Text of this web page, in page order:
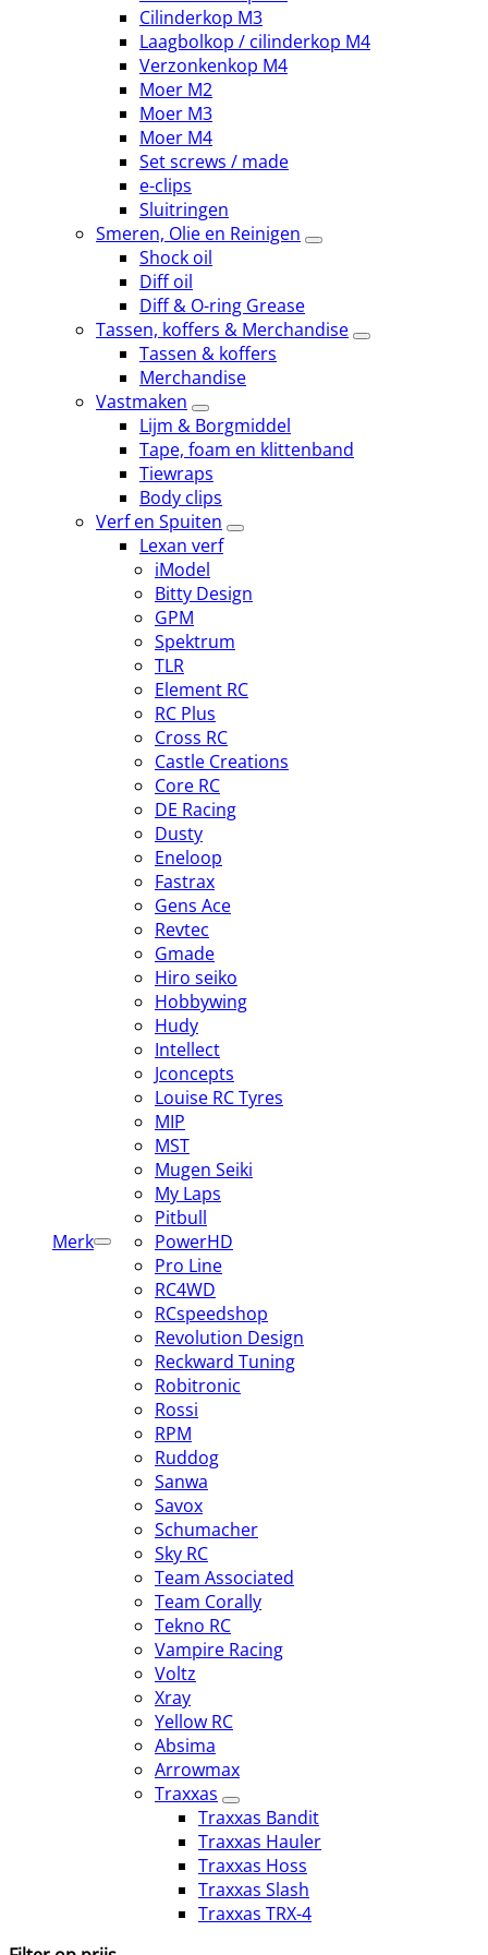
Cilinderkop M3
Laagbolkop / cilinderkop M4
Verzonkenkop M4
Moer M2
Moer M3
Moer M4
Set screws / made
e-clips
Sluitringen
Smeren, Olie en Reinigen
Shock oil
Diff oil
Diff & O-ring Grease
Tassen, koffers & Merchandise
Tassen & koffers
Merchandise
Vastmaken
Lijm & Borgmiddel
Tape, foam en klittenband
Tiewraps
Body clips
Verf en Spuiten
Lexan verf
Merk
iModel
Bitty Design
GPM
Spektrum
TLR
Element RC
RC Plus
Cross RC
Castle Creations
Core RC
DE Racing
Dusty
Eneloop
Fastrax
Gens Ace
Revtec
Gmade
Hiro seiko
Hobbywing
Hudy
Intellect
Jconcepts
Louise RC Tyres
MIP
MST
Mugen Seiki
My Laps
Pitbull
PowerHD
Pro Line
RC4WD
RCspeedshop
Revolution Design
Reckward Tuning
Robitronic
Rossi
RPM
Ruddog
Sanwa
Savox
Schumacher
Sky RC
Team Associated
Team Corally
Tekno RC
Vampire Racing
Voltz
Xray
Yellow RC
Absima
Arrowmax
Traxxas
Traxxas Bandit
Traxxas Hauler
Traxxas Hoss
Traxxas Slash
Traxxas TRX-4